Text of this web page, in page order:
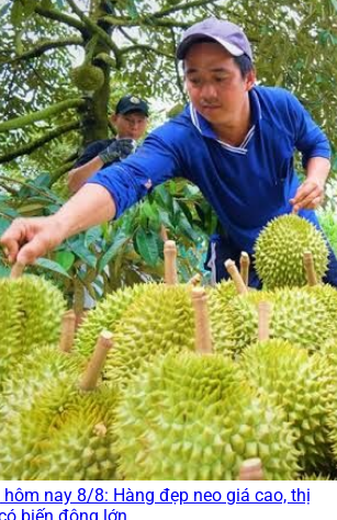
hôm nay 8/8: Hàng đẹp neo giá cao, thị